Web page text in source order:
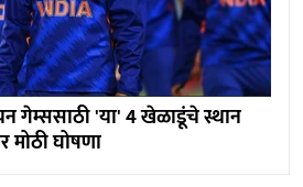
गेम्ससाठी 'या' 4 खेळाडूंचे स्थान
मोठी घोषणा